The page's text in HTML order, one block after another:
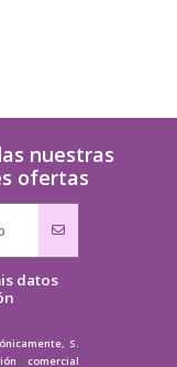
nuestras
ofertas
datos
S.
comercial